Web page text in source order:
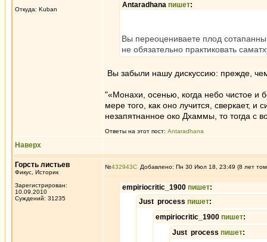
Откуда: Kuban
Antaradhana пишет:
Вы переоцениваете плод
не обязательно практиковать
Вы забыли нашу дискуссию: прежде,
"«Монахи, осенью, когда небо чистое и
мере того, как оно лучится, сверкает, и
незапятнанное око Дхаммы, то тогда с
Ответы на этот пост: Antaradhana
Наверх
Горсть листьев
Фикус, Историк
Зарегистрирован:
10.09.2010
Суждений: 31235
№432943 Добавлено: Пн 30 Июл 18, 23:49 (8 лет
empiriocritic_1900 пишет:
Just process пишет:
empiriocritic_1900 пишет:
Just process пишет: